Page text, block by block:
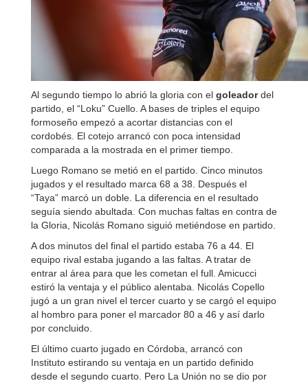
Al segundo tiempo lo abrió la gloria con el goleadordel
partido, el “Loku” Cuello. A bases de triples el equipo
formoseño empezó a acortar distancias con el
cordobés. El cotejo arrancó con poca intensidad
comparada a la mostrada en el primer tiempo.
Luego Romano se metió en el partido. Cinco minutos
jugados y el resultado marca 68 a 38. Después el
“Taya” marcó un doble. La diferencia en el resultado
seguía siendo abultada. Con muchas faltas en contra de
la Gloria, Nicolás Romano siguió metiéndose en partido.
A dos minutos del final el partido estaba 76 a 44. El
equipo rival estaba jugando a las faltas. A tratar de
entrar al área para que les cometan el full. Amicucci
estiró la ventaja y el público alentaba. Nicolás Copello
jugó a un gran nivel el tercer cuarto y se cargó el equipo
al hombro para poner el marcador 80 a 46 y así darlo
por concluido.
El último cuarto jugado en Córdoba, arrancó con
Instituto estirando su ventaja en un partido definido
desde el segundo cuarto. Pero La Unión no se dio por